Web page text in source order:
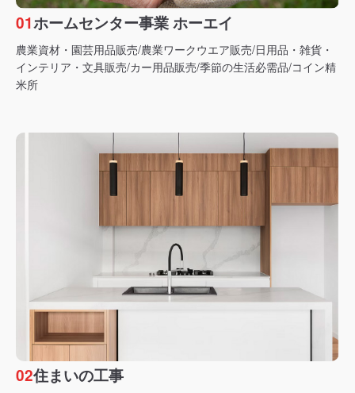
01ホームセンター事業 ホーエイ
農業資材・園芸用品販売/農業ワークウエア販売/日用品・雑貨・
インテリア・文具販売/カー用品販売/季節の生活必需品/コイン精
米所
02住まいの工事